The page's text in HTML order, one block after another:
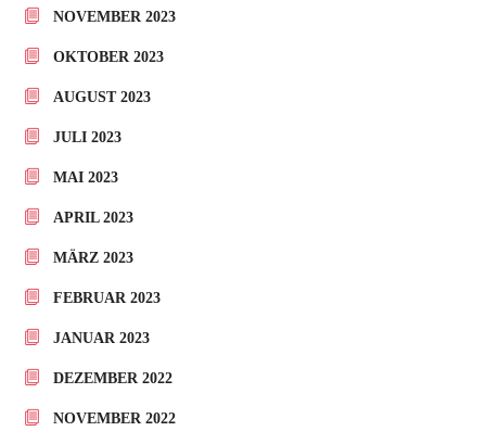
NOVEMBER 2023
OKTOBER 2023
AUGUST 2023
JULI 2023
MAI 2023
APRIL 2023
MÄRZ 2023
FEBRUAR 2023
JANUAR 2023
DEZEMBER 2022
NOVEMBER 2022